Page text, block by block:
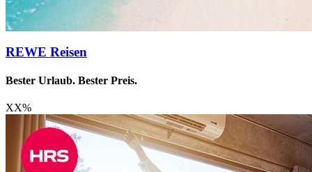
REWE Reisen
Bester Urlaub. Bester Preis.
XX%